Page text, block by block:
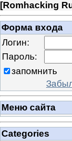
[Romhacking
Форма входа
Логин:
Пароль:
запомнить
Меню сайта
Categories